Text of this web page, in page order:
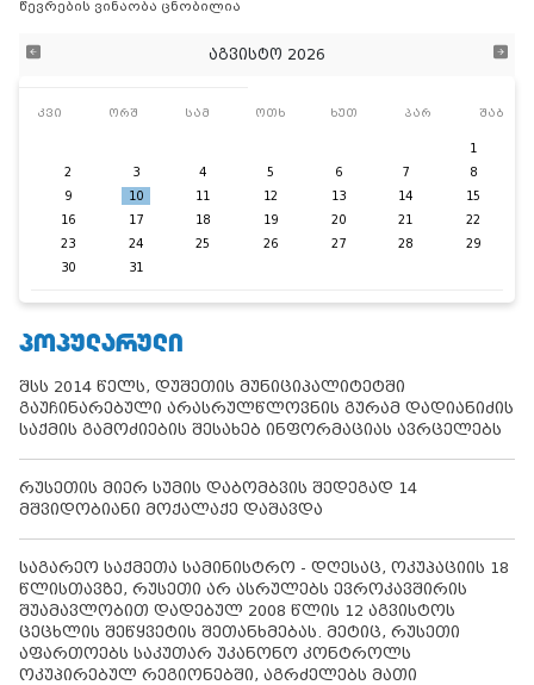
წევრების ვინაობა ცნობილია
აგვისტო 2026
კვი ორშ სამ ოთხ ხუთ პარ შაბ
1
2
3 4 5 6 7
8
9
10 11 12 13 14
15
16
17 18 19 20 21
22
23
24 25 26 27 28
29
30
31
ᲞᲝᲞᲣᲚᲐᲠᲣᲚᲘ
შსს 2014 წელს, დუშეთის მუნიციპალიტეტში
გაუჩინარებული არასრულწლოვნის გურამ დადიანიძის
საქმის გამოძიების შესახებ ინფორმაციას ავრცელებს
რუსეთის მიერ სუმის დაბომბვის შედეგად 14
მშვიდობიანი მოქალაქე დაშავდა
საგარეო საქმეთა სამინისტრო - დღესაც, ოკუპაციის 18
წლისთავზე, რუსეთი არ ასრულებს ევროკავშირის
შუამავლობით დადებულ 2008 წლის 12 აგვისტოს
ცეცხლის შეწყვეტის შეთანხმებას. მეტიც, რუსეთი
აფართოებს საკუთარ უკანონო კონტროლს
ოკუპირებულ რეგიონებში, აგრძელებს მათი